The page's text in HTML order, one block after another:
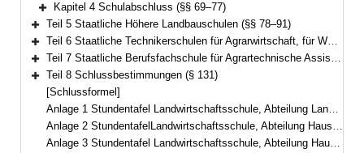
Bereich erweitern
Kapitel 4 Schulabschluss (§§ 69–77)
Bereich erweitern
Teil 5 Staatliche Höhere Landbauschulen (§§ 78–91)
Bereich erweitern
Teil 6 Staatliche Technikerschulen für Agrarwirtschaft, für Waldwirtschaft sowie Staatliche Meister- und Technikerschule für Weinbau und Gartenbau (§§ 92–113)
Bereich erweitern
Teil 7 Staatliche Berufsfachschule für Agrartechnische Assistentinnen und Assistenten (§§ 114–130)
Bereich erweitern
Teil 8 Schlussbestimmungen (§ 131)
[Schlussformel]
Anlage 1 Stundentafel Landwirtschaftsschule, Abteilung Landwirtschaft, dreisemestrig
Anlage 2 StundentafelLandwirtschaftsschule, Abteilung Hauswirtschaft, dreisemestrig in berufsbegleitender Teilzeitform– Fachschule für hauswirtschaftliche Betriebsführung –
Anlage 3 Stundentafel Landwirtschaftsschule, Abteilung Hauswirtschaft, zweisemestrig